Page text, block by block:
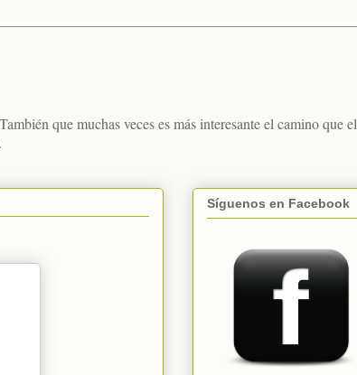
que muchas veces es más interesante el camino que el
Síguenos en Facebook